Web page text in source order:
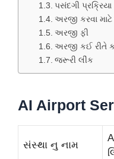
પસંદગી પ્રક્રિયા
અરજી કરવા
અરજી ફી
અરજી કઈ રીતે
જરૂરી લીંક
AI Airport
સંસ્થા નુ નામ